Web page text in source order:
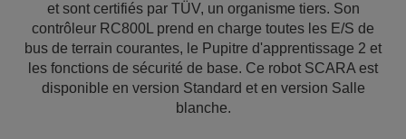
et sont certifiés par TÜV, un organisme tiers. Son
contrôleur RC800L prend en charge toutes les E/S de
bus de terrain courantes, le Pupitre d'apprentissage 2 et
les fonctions de sécurité de base. Ce robot SCARA est
disponible en version Standard et en version Salle
blanche.